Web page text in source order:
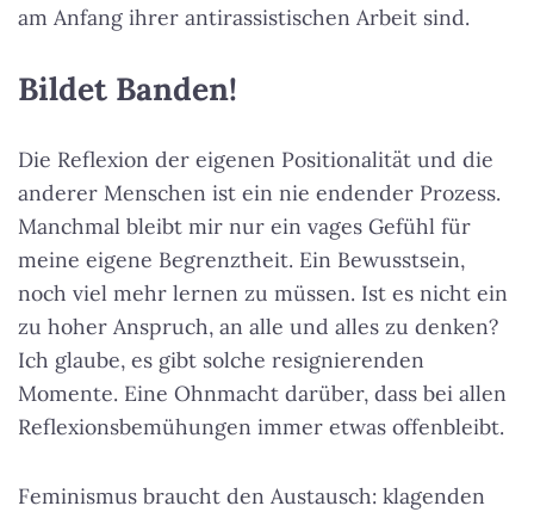
am Anfang ihrer antirassistischen Arbeit sind.
Bildet Banden!
Die Reflexion der eigenen Positionalität und die
anderer Menschen ist ein nie endender Prozess.
Manchmal bleibt mir nur ein vages Gefühl für
meine eigene Begrenztheit. Ein Bewusstsein,
noch viel mehr lernen zu müssen. Ist es nicht ein
zu hoher Anspruch, an alle und alles zu denken?
Ich glaube, es gibt solche resignierenden
Momente. Eine Ohnmacht darüber, dass bei allen
Reflexionsbemühungen immer etwas offenbleibt.
Feminismus braucht den Austausch: klagenden